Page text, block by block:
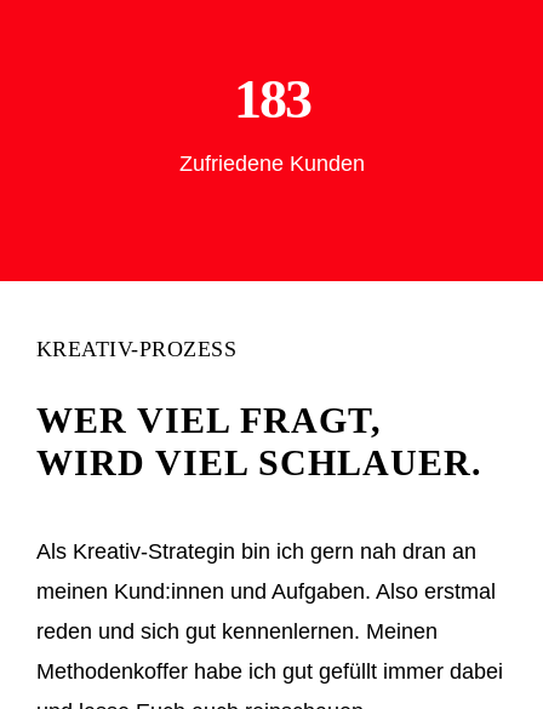
183
Zufriedene Kunden
KREATIV-PROZESS
WER VIEL FRAGT,
WIRD VIEL SCHLAUER.
Als Kreativ-Strategin bin ich gern nah dran an
meinen Kund:innen und Aufgaben. Also erstmal
reden und sich gut kennenlernen. Meinen
Methodenkoffer habe ich gut gefüllt immer dabei